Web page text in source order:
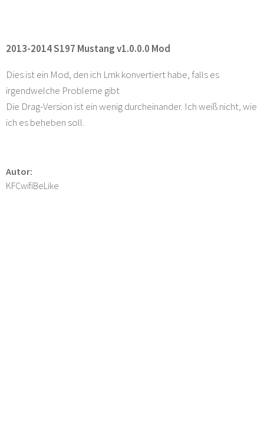
2013-2014 S197 Mustang v1.0.0.0 Mod
Dies ist ein Mod, den ich Lmk konvertiert habe, falls es
irgendwelche Probleme gibt
Die Drag-Version ist ein wenig durcheinander. Ich weiß nicht, wie
ich es beheben soll.
Autor:
KFCwifiBeLike